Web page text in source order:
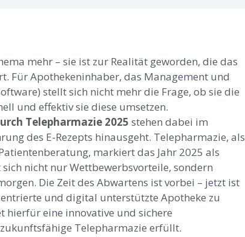
mehr – sie ist zur Realität geworden, die das
Für Apothekeninhaber, das Management und
stellt sich nicht mehr die Frage, ob sie die
und effektiv sie diese umsetzen.
Telepharmazie 2025 stehen dabei im
des E-Rezepts hinausgeht. Telepharmazie, als
markiert das Jahr 2025 als
nicht nur Wettbewerbsvorteile, sondern
Die Zeit des Abwartens ist vorbei – jetzt ist
und digital unterstützte Apotheke zu
hierfür eine innovative und sichere
Telepharmazie erfüllt.